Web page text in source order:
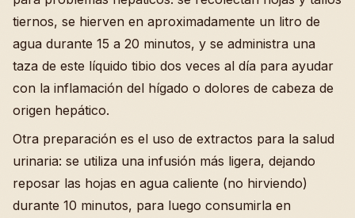
tiernos, se hierven en aproximadamente un litro de
agua durante 15 a 20 minutos, y se administra una
taza de este líquido tibio dos veces al día para ayudar
con la inflamación del hígado o dolores de cabeza de
origen hepático.
Otra preparación es el uso de extractos para la salud
urinaria: se utiliza una infusión más ligera, dejando
reposar las hojas en agua caliente (no hirviendo)
durante 10 minutos, para luego consumirla en